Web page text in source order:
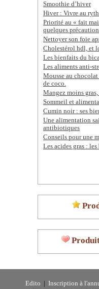
Smoothie d’hiver
Hiver : Vivre au
Priorité au « fait
quelques
Nettoyer son foie
Cholestérol hdl, et
Les bienfaits du
Les aliments anti-
Mousse au
de coco.
Mangez moins
Sommeil et
Cumin noir : ses
Une alimentation
antibiotiques
Conseils pour une
Les acides gras :
Edito Inscription à